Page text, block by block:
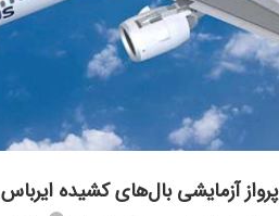
پرواز آزمایشی بال‌های کشیده ایرباس